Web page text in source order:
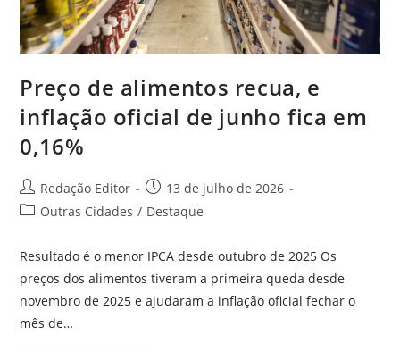
Preço de alimentos recua, e
inflação oficial de junho fica em
0,16%
Redação Editor
13 de julho de 2026
Outras Cidades / Destaque
Resultado é o menor IPCA desde outubro de 2025 Os
preços dos alimentos tiveram a primeira queda desde
novembro de 2025 e ajudaram a inflação oficial fechar o
mês de…